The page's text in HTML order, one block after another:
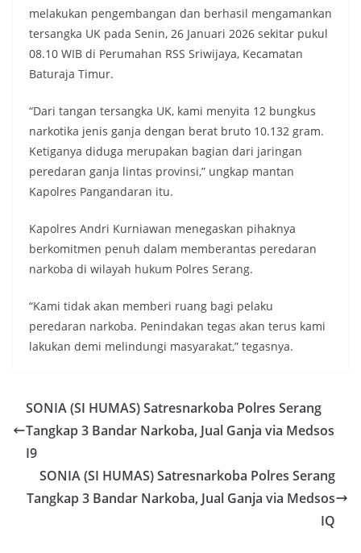
melakukan pengembangan dan berhasil mengamankan
tersangka UK pada Senin, 26 Januari 2026 sekitar pukul
08.10 WIB di Perumahan RSS Sriwijaya, Kecamatan
Baturaja Timur.
“Dari tangan tersangka UK, kami menyita 12 bungkus
narkotika jenis ganja dengan berat bruto 10.132 gram.
Ketiganya diduga merupakan bagian dari jaringan
peredaran ganja lintas provinsi,” ungkap mantan
Kapolres Pangandaran itu.
Kapolres Andri Kurniawan menegaskan pihaknya
berkomitmen penuh dalam memberantas peredaran
narkoba di wilayah hukum Polres Serang.
“Kami tidak akan memberi ruang bagi pelaku
peredaran narkoba. Penindakan tegas akan terus kami
lakukan demi melindungi masyarakat,” tegasnya.
SONIA (SI HUMAS) Satresnarkoba Polres Serang
Tangkap 3 Bandar Narkoba, Jual Ganja via Medsos
I9
SONIA (SI HUMAS) Satresnarkoba Polres Serang
Tangkap 3 Bandar Narkoba, Jual Ganja via Medsos
IQ